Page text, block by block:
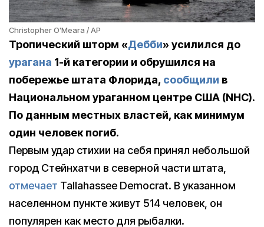
Christopher O'Meara / AP
Тропический шторм «Дебби» усилился до
урагана 1-й категории и обрушился на
побережье штата Флорида, сообщили в
Национальном ураганном центре США (NHC).
По данным местных властей, как минимум
один человек погиб.
Первым удар стихии на себя принял небольшой
город Стейнхатчи в северной части штата,
отмечает Tallahassee Democrat. В указанном
населенном пункте живут 514 человек, он
популярен как место для рыбалки.